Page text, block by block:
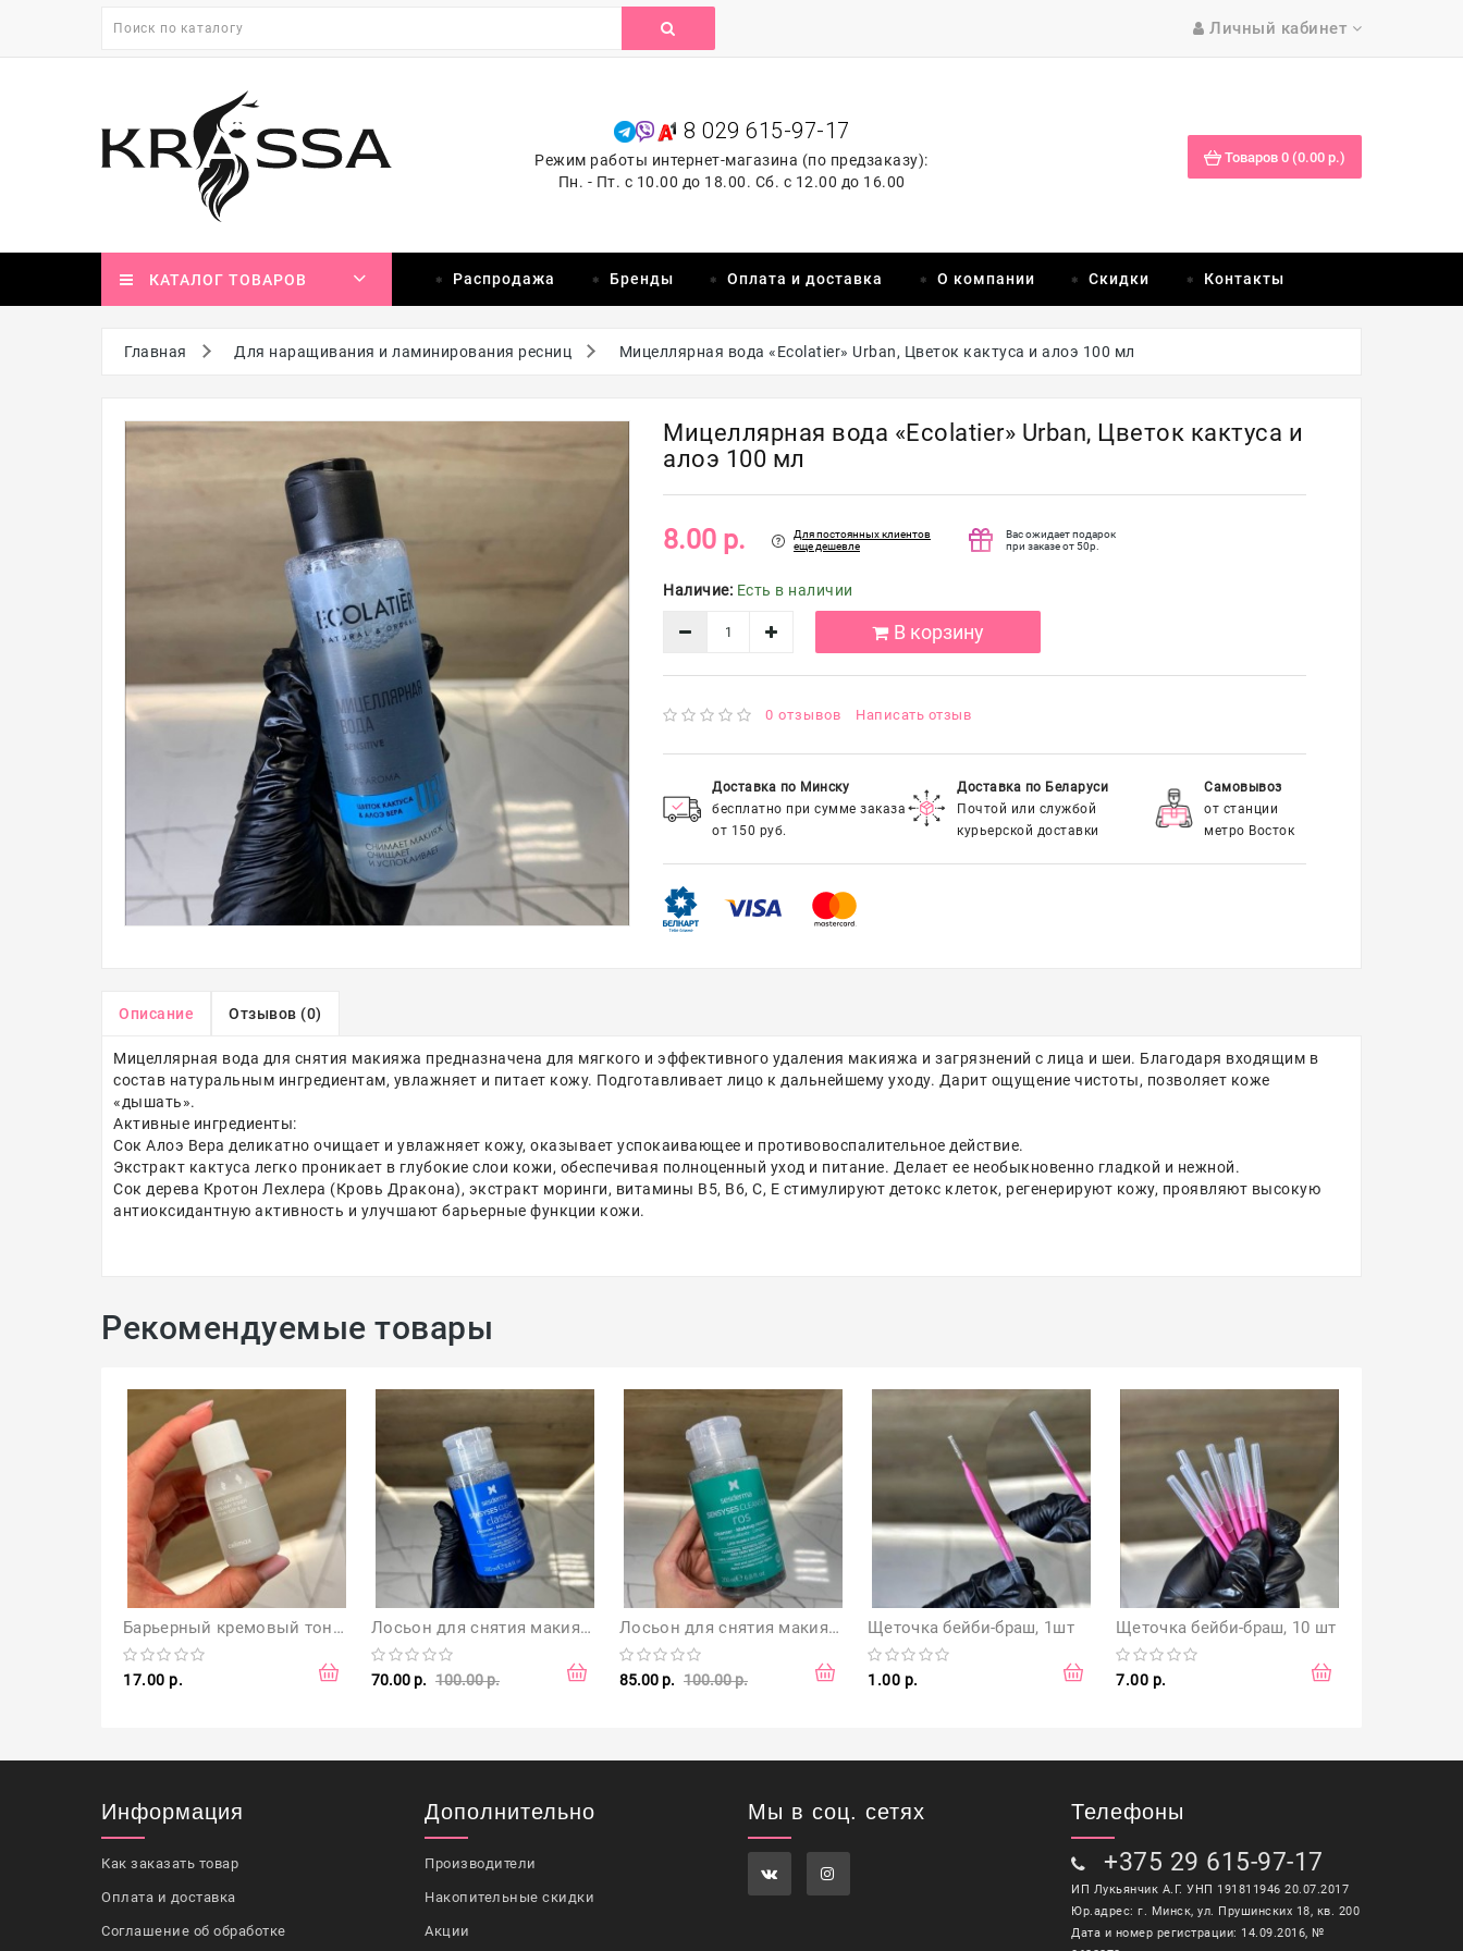
Личный кабинет
8 029 615-97-17
Режим работы интернет-магазина (по предзаказу):
Пн. - Пт. с 10.00 до 18.00. Сб. с 12.00 до 16.00
Товаров 0 (0.00 р.)
КАТАЛОГ ТОВАРОВ Распродажа Бренды Оплата и доставка О компании Скидки Контакты
Главная Для наращивания и ламинирования ресниц Мицеллярная вода «Ecolatier» Urban, Цветок кактуса и алоэ 100 мл
Мицеллярная вода «Ecolatier» Urban, Цветок кактуса и
алоэ 100 мл
8.00 р.
Для постоянных клиентов
еще дешевле
Вас ожидает подарок
при заказе от 50р.
Наличие: Есть в наличии
В корзину
0 отзывов Написать отзыв
Доставка по Минску
бесплатно при сумме заказа
от 150 руб.
Доставка по Беларуси
Почтой или службой
курьерской доставки
Самовывоз
от станции
метро Восток
Описание Отзывов (0)
Мицеллярная вода для снятия макияжа предназначена для мягкого и эффективного удаления макияжа и загрязнений с лица и шеи. Благодаря входящим в
состав натуральным ингредиентам, увлажняет и питает кожу. Подготавливает лицо к дальнейшему уходу. Дарит ощущение чистоты, позволяет коже
«дышать».
Активные ингредиенты:
Сок Алоэ Вера деликатно очищает и увлажняет кожу, оказывает успокаивающее и противовоспалительное действие.
Экстракт кактуса легко проникает в глубокие слои кожи, обеспечивая полноценный уход и питание. Делает ее необыкновенно гладкой и нежной.
Сок дерева Кротон Лехлера (Кровь Дракона), экстракт моринги, витамины В5, В6, С, Е стимулируют детокс клеток, регенерируют кожу, проявляют высокую
антиоксидантную активность и улучшают барьерные функции кожи.
Рекомендуемые товары
Барьерный кремовый тонер Celimax Dual Barrier Creamy Toner 20 мл
17.00 р.
Лосьон для снятия макияжа липосомальный SESDERMA SENSYSES CLASSIC для всех типов кожи 200мл, Испания
70.00 р. 100.00 р.
Лосьон для снятия макияжа липосомальный SESDERMA SENSYSES ROS для чувствительной и склонной к покраснениям кожи 200мл, Испания
85.00 р. 100.00 р.
Щеточка бейби-браш, 1шт
1.00 р.
Щеточка бейби-браш, 10 шт
7.00 р.
Информация
Как заказать товар
Оплата и доставка
Соглашение об обработке
Дополнительно
Производители
Накопительные скидки
Акции
Мы в соц. сетях Телефоны
+375 29 615-97-17
ИП Лукьянчик А.Г. УНП 191811946 20.07.2017
Юр.адрес: г. Минск, ул. Прушинских 18, кв. 200
Дата и номер регистрации: 14.09.2016, №